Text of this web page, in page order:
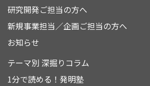
研究開発ご担当の方へ
新規事業担当／企画ご担当の方へ
お知らせ
テーマ別 深掘りコラム
1分で読める！発明塾